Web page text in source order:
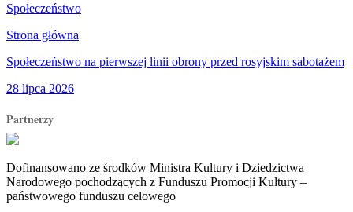
Społeczeństwo
Strona główna
Społeczeństwo na pierwszej linii obrony przed rosyjskim sabotażem
28 lipca 2026
Partnerzy
Dofinansowano ze środków Ministra Kultury i Dziedzictwa
Narodowego pochodzących z Funduszu Promocji Kultury –
państwowego funduszu celowego